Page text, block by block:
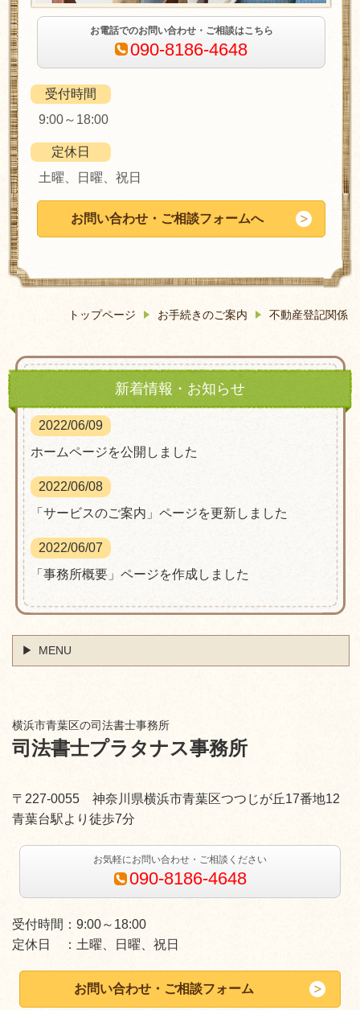
お電話でのお問い合わせ・ご相談はこちら
090-8186-4648
受付時間
9:00～18:00
定休日
土曜、日曜、祝日
お問い合わせ・ご相談フォームへ
トップページ お手続きのご案内 不動産登記関係
新着情報・お知らせ
2022/06/09
ホームページを公開しました
2022/06/08
「サービスのご案内」ページを更新しました
2022/06/07
「事務所概要」ページを作成しました
MENU
横浜市青葉区の司法書士事務所
司法書士プラタナス事務所
〒227-0055 神奈川県横浜市青葉区つつじが丘17番地12
青葉台駅より徒歩7分
お気軽にお問い合わせ・ご相談ください
090-8186-4648
受付時間：9:00～18:00
定休日 ：土曜、日曜、祝日
お問い合わせ・ご相談フォーム